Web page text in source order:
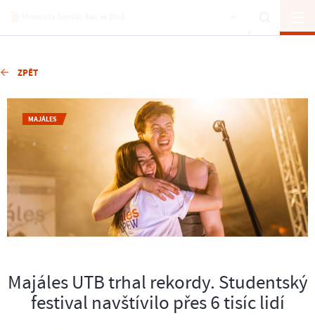
ZPĚT
MAJÁLES
Majáles UTB trhal rekordy. Studentský
festival navštívilo přes 6 tisíc lidí